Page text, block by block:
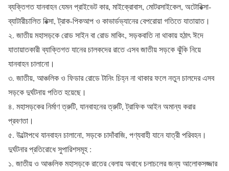
ব্যক্তিগত যানবাহন যেমন প্রাইভেট কার, মাইক্রোবাস, মোটরসাইকেল, অটোরিক্সা-
ব্যাটারীচালিত রিক্সা, ট্রাক-পিকআপ ও কাভার্ডভ্যানের বেপরোয়া গতিতে যাতায়াত।
২. জাতীয় মহাসড়কে রোড সাইন বা রোড মাকিং, সড়কবাতি না থাকায় হঠাৎ ঈদে
যাতায়াতকারী ব্যাক্তিগত যানের চালকদের রাতে এসব জাতীয় সড়কে ঝুঁকি নিয়ে
যানবাহন চালানো।
৩. জাতীয়, আঞ্চলিক ও ফিডার রোডে টানিং চিহ্ন না থাকার ফলে নতুন চালদের এসব
সড়কে দুর্ঘটনায় পতিত হয়েছে।
৪. মহাসড়কের নির্মাণ ত্রুটি, যানবাহনের ত্রুটি, ট্রাফিক আইন অমান্য করার
প্রবণতা।
৫. উল্টোপথে যানবাহন চালানো, সড়কে চাদাঁবাজি, পণ্যবাহী যানে যাত্রী পরিবহন।
দুর্ঘটনার প্রতিরোধে সুপারিশসমূহ :
১. জাতীয় ও আঞ্চলিক মহাসড়কে রাতের বেলায় অবাধে চলাচলের জন্য আলোকসজ্জার